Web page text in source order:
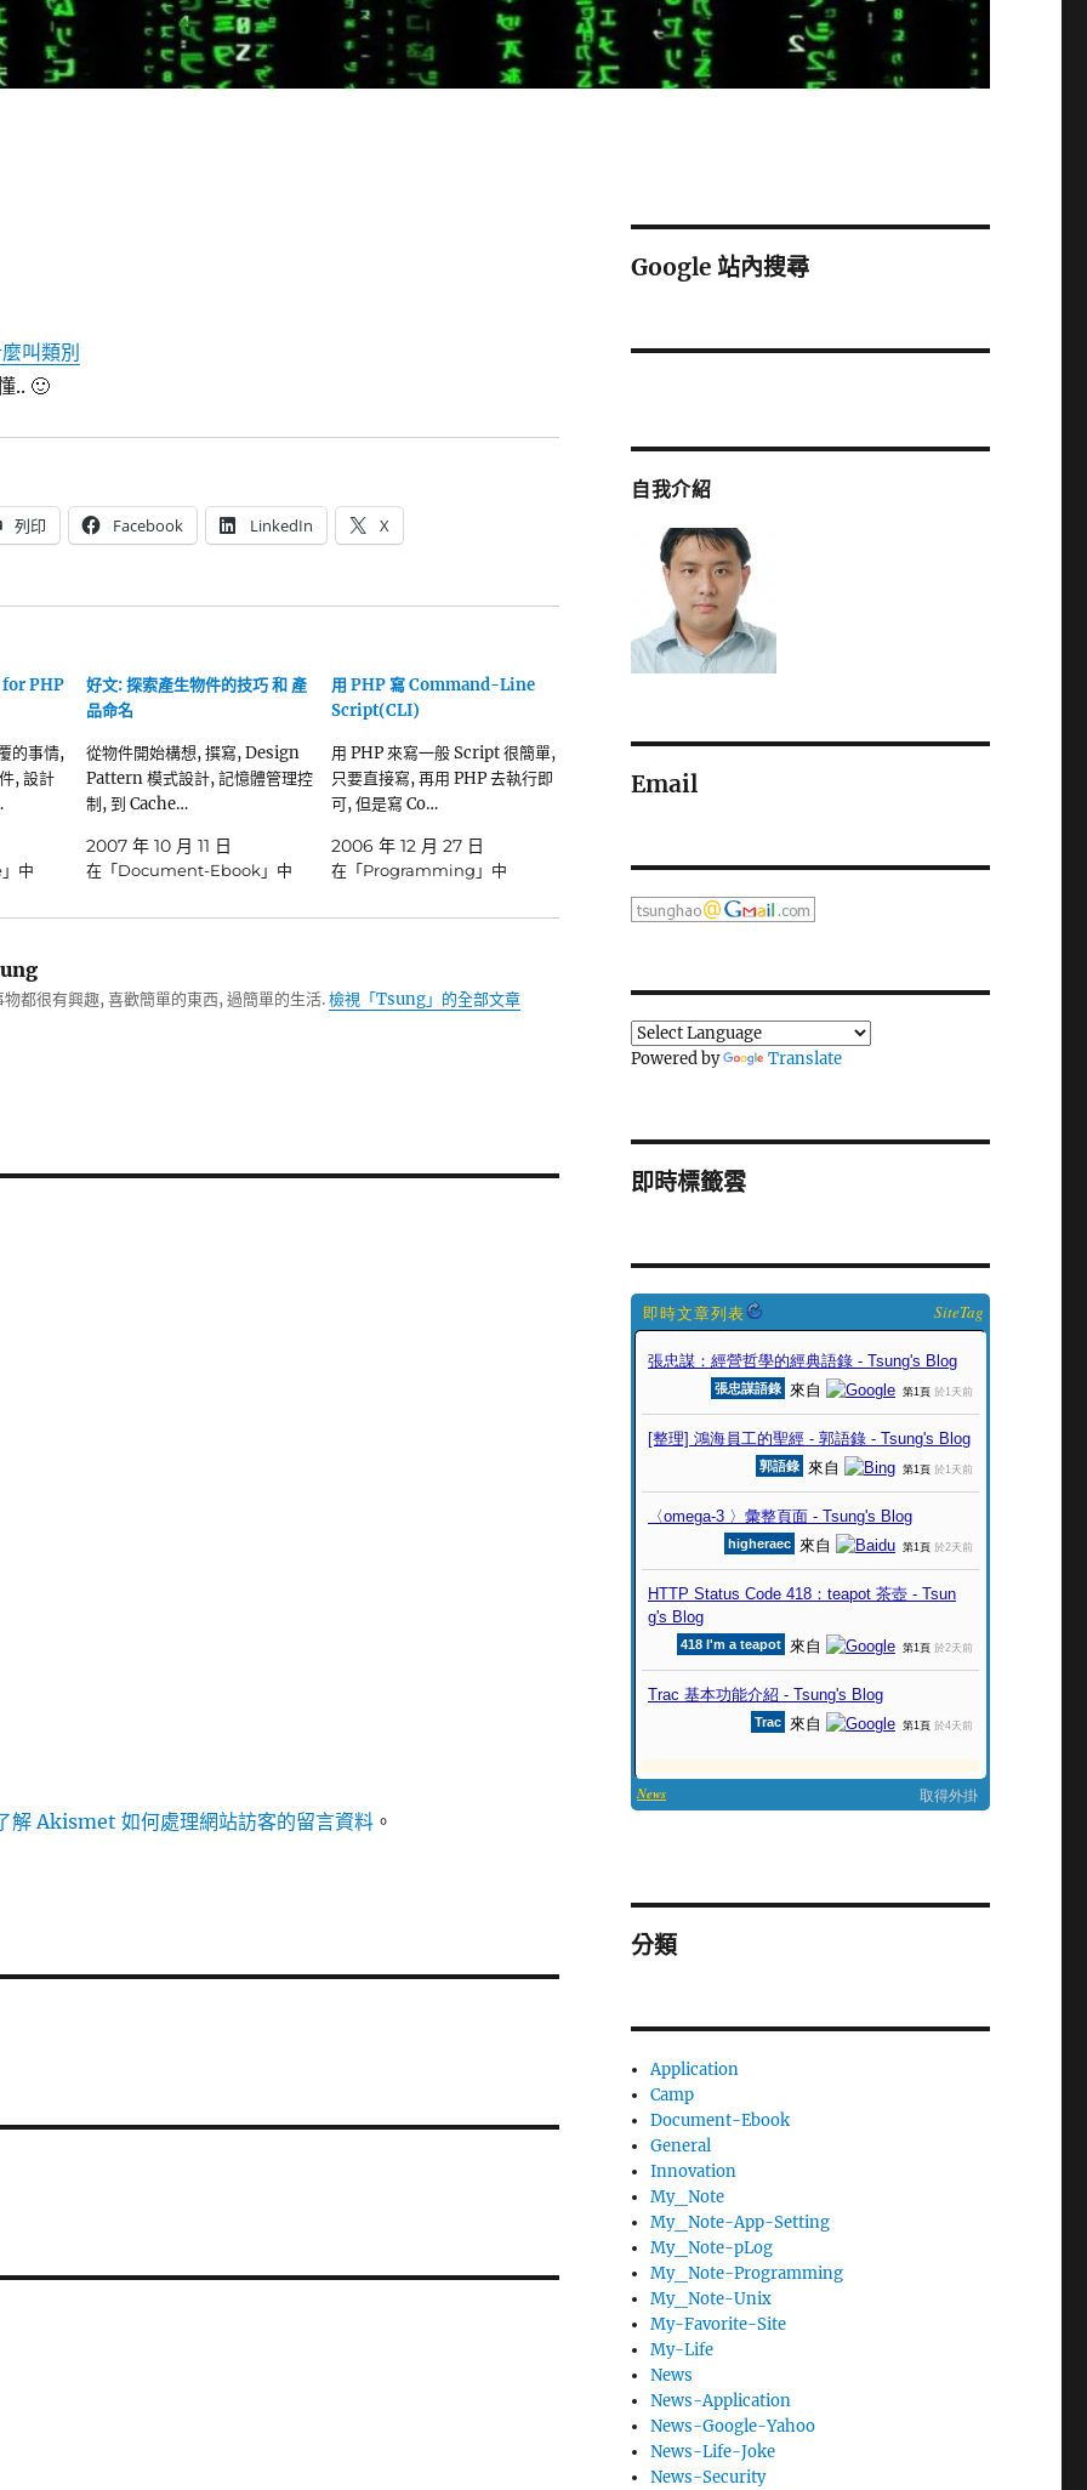
叫類別
.. 🙂
列印 Facebook LinkedIn X
PHP
的事情,
, 設計
中
好文: 探索產生物件的技巧 和 產
品命名
從物件開始構想, 撰寫, Design
Pattern 模式設計, 記憶體管理控
制, 到 Cache…
2007 年 10 月 11 日
在「Document-Ebook」中
用 PHP 寫 Command-Line
Script(CLI)
用 PHP 來寫一般 Script 很簡單,
只要直接寫, 再用 PHP 去執行即
可, 但是寫 Co…
2006 年 12 月 27 日
在「Programming」中
都很有興趣, 喜歡簡單的東西, 過簡單的生活.檢視「Tsung」的全部文章
解 Akismet 如何處理網站訪客的留言資料 。
Google 站內搜尋
自我介紹
Email
Powered by Translate
即時標籤雲
SiteTag
分類
Application
Camp
Document-Ebook
General
Innovation
My_Note
My_Note-App-Setting
My_Note-pLog
My_Note-Programming
My_Note-Unix
My-Favorite-Site
My-Life
News
News-Application
News-Google-Yahoo
News-Life-Joke
News-Security